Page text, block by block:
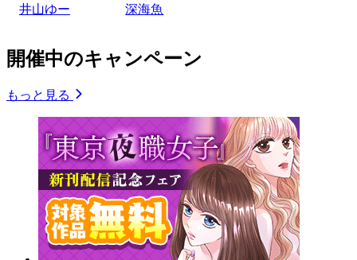
井山ゆー 深海魚
開催中のキャンペーン
もっと見る